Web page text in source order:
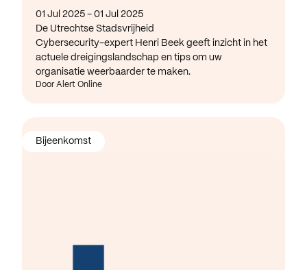
01 Jul 2025 - 01 Jul 2025
De Utrechtse Stadsvrijheid
Cybersecurity-expert Henri Beek geeft inzicht in het
actuele dreigingslandschap en tips om uw
organisatie weerbaarder te maken.
Door Alert Online
Bijeenkomst